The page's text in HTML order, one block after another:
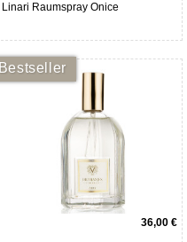
Linari Raumspray Onice
Bestseller
36,00 €